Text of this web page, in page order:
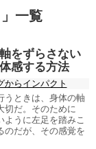
」 一覧
をずらさない
感する方法
からインパクト
うときは、身体の軸
切だ。そのために
ように左足を踏みこ
のだが、その感覚を